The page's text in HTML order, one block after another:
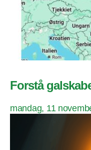
Forstå
mandag, 11